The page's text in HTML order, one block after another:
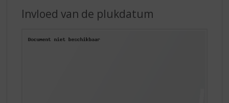
Invloed van de plukdatum